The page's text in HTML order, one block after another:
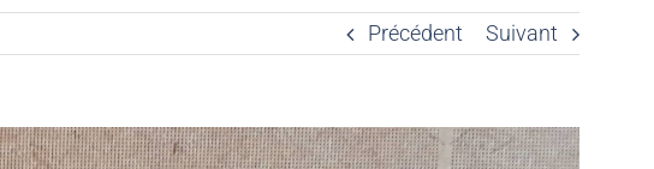
Précédent Suivant